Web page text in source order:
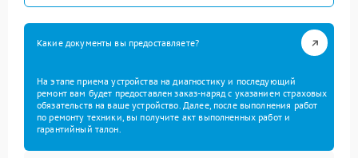
Какие документы вы предоставляете?
На этапе приема устройства на диагностику и последующий
ремонт вам будет предоставлен заказ-наряд с указанием страховых
обязательств на ваше устройство. Далее, после выполнения работ
по ремонту техники, вы получите акт выполненных работ и
гарантийный талон.